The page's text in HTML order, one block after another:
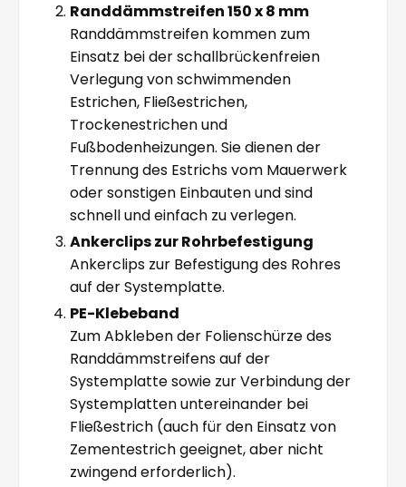
Randdämmstreifen 150 x 8 mm
Randdämmstreifen kommen zum
Einsatz bei der schallbrückenfreien
Verlegung von schwimmenden
Estrichen, Fließestrichen,
Trockenestrichen und
Fußbodenheizungen. Sie dienen der
Trennung des Estrichs vom Mauerwerk
oder sonstigen Einbauten und sind
schnell und einfach zu verlegen.
Ankerclips zur Rohrbefestigung
Ankerclips zur Befestigung des Rohres
auf der Systemplatte.
PE-Klebeband
Zum Abkleben der Folienschürze des
Randdämmstreifens auf der
Systemplatte sowie zur Verbindung der
Systemplatten untereinander bei
Fließestrich (auch für den Einsatz von
Zementestrich geeignet, aber nicht
zwingend erforderlich).